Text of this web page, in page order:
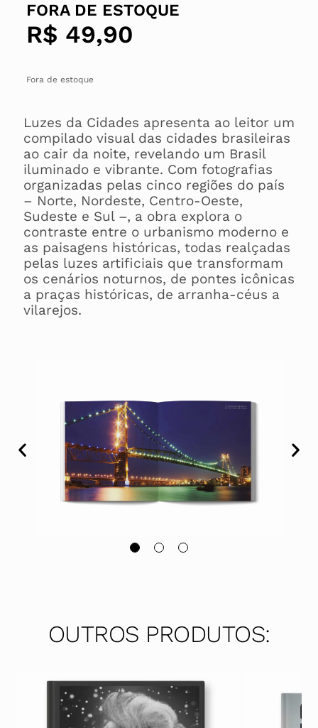
FORA DE ESTOQUE
R$ 49,90
Fora de estoque
Luzes da Cidades apresenta ao leitor um
compilado visual das cidades brasileiras
ao cair da noite, revelando um Brasil
iluminado e vibrante. Com fotografias
organizadas pelas cinco regiões do país
– Norte, Nordeste, Centro-Oeste,
Sudeste e Sul –, a obra explora o
contraste entre o urbanismo moderno e
as paisagens históricas, todas realçadas
pelas luzes artificiais que transformam
os cenários noturnos, de pontes icônicas
a praças históricas, de arranha-céus a
vilarejos.
OUTROS PRODUTOS: